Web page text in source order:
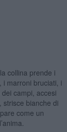
collina prende i
i marroni bruciati, i
campi, accesi
strisce bianche di
come un